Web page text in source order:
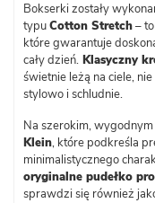
Bokserki zostały
typuCotton Stretch–
które gwarantuje
cały dzień. Klasyczny
świetnie leżą na ciele,
stylowo i schludnie.
Na szerokim,
Klein, które podkreśla
minimalistycznego
oryginalne pudełko
sprawdzi się również